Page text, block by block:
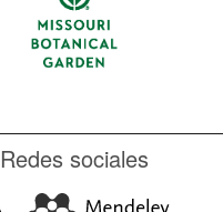
Redes sociales